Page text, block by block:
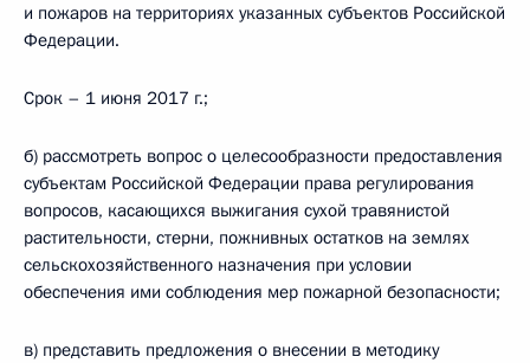
и пожаров на территориях указанных субъектов Российской
Федерации.
Срок – 1 июня 2017 г.;
б) рассмотреть вопрос о целесообразности предоставления
субъектам Российской Федерации права регулирования
вопросов, касающихся выжигания сухой травянистой
растительности, стерни, пожнивных остатков на землях
сельскохозяйственного назначения при условии
обеспечения ими соблюдения мер пожарной безопасности;
в) представить предложения о внесении в методику